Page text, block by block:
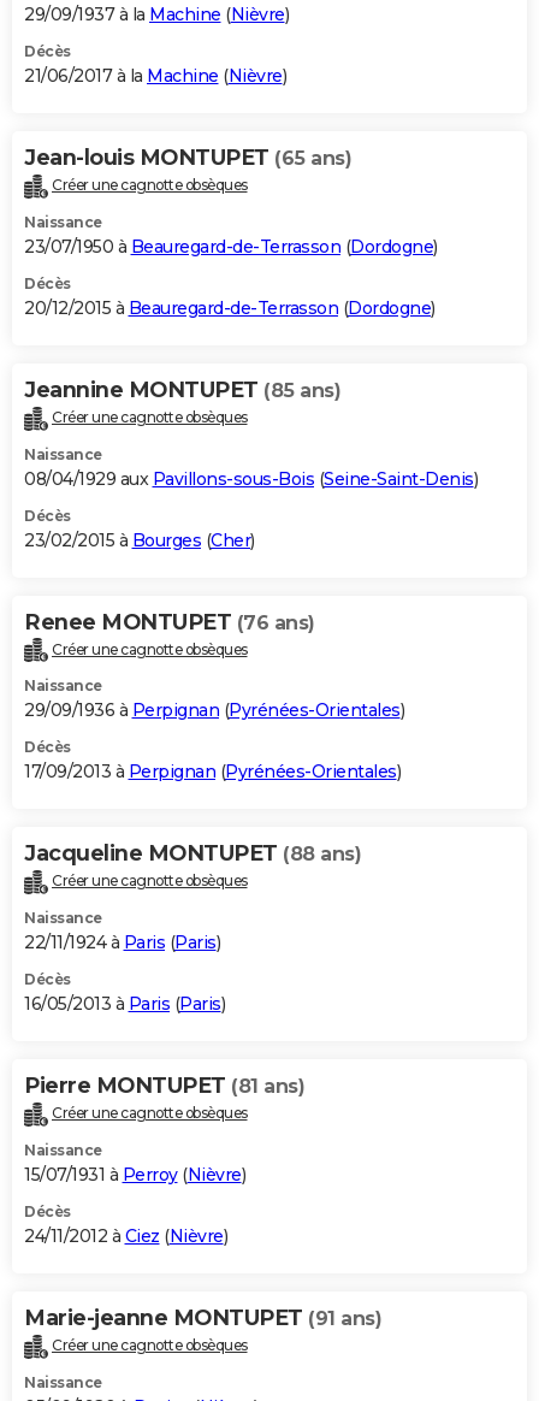
29/09/1937 à la Machine (Nièvre)
Décès
21/06/2017 à la Machine (Nièvre)
Jean-louis MONTUPET (65 ans)
Créer une cagnotte obsèques
Naissance
23/07/1950 à Beauregard-de-Terrasson (Dordogne)
Décès
20/12/2015 à Beauregard-de-Terrasson (Dordogne)
Jeannine MONTUPET (85 ans)
Créer une cagnotte obsèques
Naissance
08/04/1929 aux Pavillons-sous-Bois (Seine-Saint-Denis)
Décès
23/02/2015 à Bourges (Cher)
Renee MONTUPET (76 ans)
Créer une cagnotte obsèques
Naissance
29/09/1936 à Perpignan (Pyrénées-Orientales)
Décès
17/09/2013 à Perpignan (Pyrénées-Orientales)
Jacqueline MONTUPET (88 ans)
Créer une cagnotte obsèques
Naissance
22/11/1924 à Paris (Paris)
Décès
16/05/2013 à Paris (Paris)
Pierre MONTUPET (81 ans)
Créer une cagnotte obsèques
Naissance
15/07/1931 à Perroy(Nièvre)
Décès
24/11/2012 à Ciez (Nièvre)
Marie-jeanne MONTUPET (91 ans)
Créer une cagnotte obsèques
Naissance